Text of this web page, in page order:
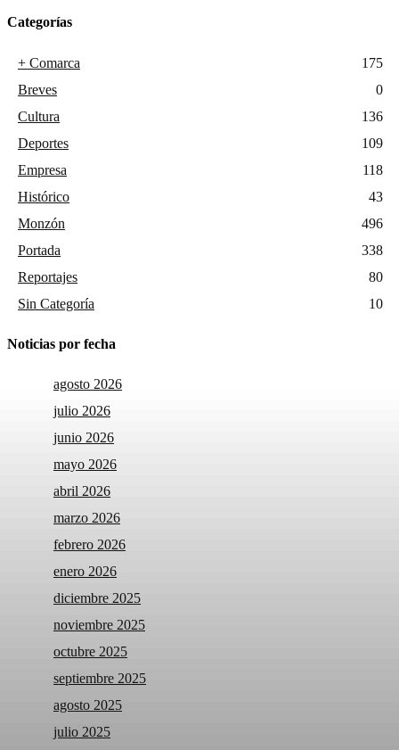
Categorías
+ Comarca
175
Breves
0
Cultura
136
Deportes
109
Empresa
118
Histórico
43
Monzón
496
Portada
338
Reportajes
80
Sin Categoría
10
Noticias por fecha
agosto 2026
julio 2026
junio 2026
mayo 2026
abril 2026
marzo 2026
febrero 2026
enero 2026
diciembre 2025
noviembre 2025
octubre 2025
septiembre 2025
agosto 2025
julio 2025